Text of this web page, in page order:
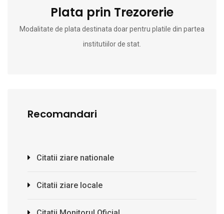
Plata prin Trezorerie
Modalitate de plata destinata doar pentru platile din partea
institutiilor de stat.
Recomandari
Citatii ziare nationale
Citatii ziare locale